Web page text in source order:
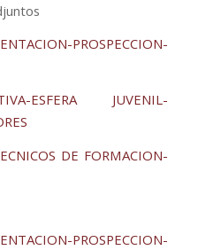
PROSPECCION-
ESFERA JUVENIL-
DE FORMACION-
PROSPECCION-